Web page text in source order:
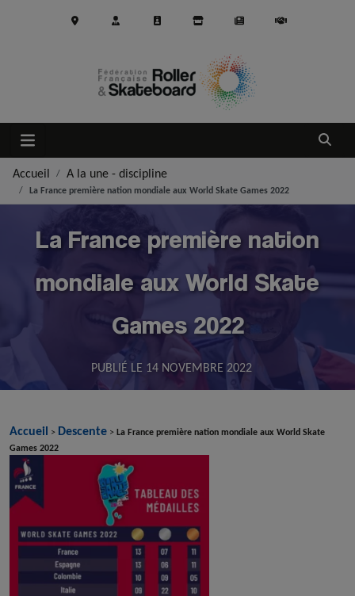
Ouvrir
Accueil A la une - discipline
La France première nation mondiale aux World Skate Games 2022
La France première nation
mondiale aux World Skate
Games 2022
PUBLIÉ LE 14 NOVEMBRE 2022
Accueil > Descente > La France première nation mondiale aux World Skate
Games 2022